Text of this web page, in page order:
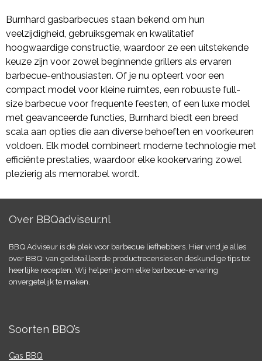
Burnhard gasbarbecues staan bekend om hun
veelzijdigheid, gebruiksgemak en kwalitatief
hoogwaardige constructie, waardoor ze een uitstekende
keuze zijn voor zowel beginnende grillers als ervaren
barbecue-enthousiasten. Of je nu opteert voor een
compact model voor kleine ruimtes, een robuuste full-
size barbecue voor frequente feesten, of een luxe model
met geavanceerde functies, Burnhard biedt een breed
scala aan opties die aan diverse behoeften en voorkeuren
voldoen. Elk model combineert moderne technologie met
efficiënte prestaties, waardoor elke kookervaring zowel
plezierig als memorabel wordt.
Over BBQadviseur.nl
BBQ Adviseur is dé plek voor barbecue liefhebbers. Hier vind je alles
over BBQ: van gedetailleerde productrecensies en deskundige tips tot
heerlijke recepten. Wij helpen je om elke barbecue-ervaring
onvergetelijk te maken.
Soorten BBQ’s
Gas BBQ